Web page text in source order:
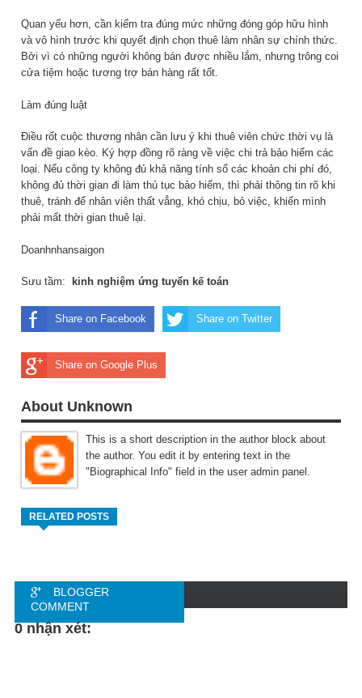
Quan yếu hơn, cần kiểm tra đúng mức những đóng góp hữu hình
và vô hình trước khi quyết định chọn thuê làm nhân sự chính thức.
Bởi vì có những người không bán được nhiều lắm, nhưng trông coi
cửa tiệm hoặc tương trợ bán hàng rất tốt.
Làm đúng luật
Điều rốt cuộc thương nhân cần lưu ý khi thuê viên chức thời vụ là
vấn đề giao kèo. Ký hợp đồng rõ ràng về việc chi trả bảo hiểm các
loại. Nếu công ty không đủ khả năng tính sổ các khoản chi phí đó,
không đủ thời gian đi làm thủ tục bảo hiểm, thì phải thông tin rõ khi
thuê, tránh để nhân viên thất vẳng, khó chịu, bỏ việc, khiến mình
phải mất thời gian thuê lại.
Doanhnhansaigon
Sưu tầm: kinh nghiệm ứng tuyển kế toán
Share on Facebook Share on Twitter
Share on Google Plus
About Unknown
This is a short description in the author block about
the author. You edit it by entering text in the
"Biographical Info" field in the user admin panel.
RELATED POSTS
BLOGGER
COMMENT
0 nhận xét: